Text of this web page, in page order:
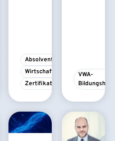
in
Absolvent/-in
Wirtschaftspsychologie
Zertifikatskurs
VWA-
Bildungshaus